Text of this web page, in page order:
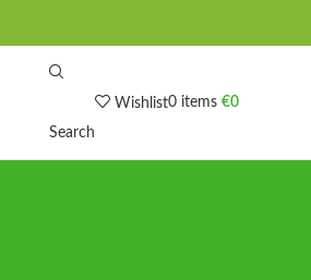
Search
Wishlist0 items €0